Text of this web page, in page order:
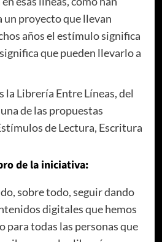
un proyecto que llevan
años el estímulo significa
que pueden llevarlo a
la Librería Entre Líneas, del
de las propuestas
de Lectura, Escritura
de la iniciativa:
sobre todo, seguir dando
digitales que hemos
para todas las personas que